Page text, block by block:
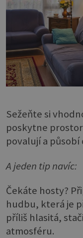
Sežeňte si
poskytne
povalují a působí
A jeden tip navíc:
Čekáte hosty?
hudbu, která je
příliš hlasitá,
atmosféru.